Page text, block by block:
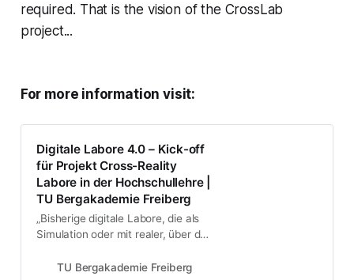
required. That is the vision of the CrossLab
project...
For more information visit:
Digitale Labore 4.0 – Kick-off
für Projekt Cross-Reality
Labore in der Hochschullehre |
TU Bergakademie Freiberg
„Bisherige digitale Labore, die als
Simulation oder mit realer, über das
umgesetzt werden, bieten nicht nur
TU Bergakademie Freiberg